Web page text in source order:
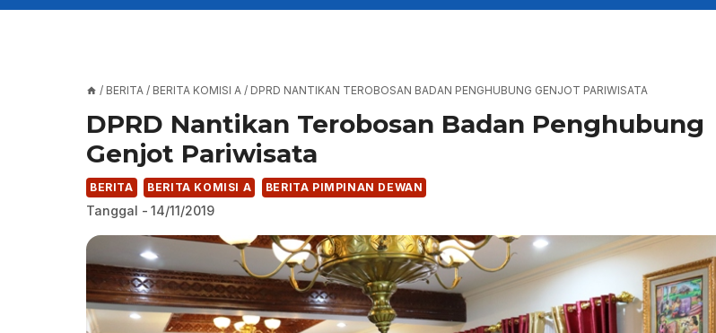
/ BERITA / BERITA KOMISI A / DPRD NANTIKAN TEROBOSAN BADAN PENGHUBUNG GENJOT PARIWISATA
DPRD Nantikan Terobosan Badan Penghubung
Genjot Pariwisata
BERITA BERITA KOMISI A BERITA PIMPINAN DEWAN
Tanggal - 14/11/2019